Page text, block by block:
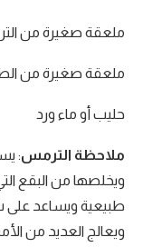
ملعقة صغيرة من
ملعقة صغيرة من
حليب أو ماء ورد
ملاحظة الترمس:
ويخلصها من البقع
طبيعية ويساعد على
ويعالج العديد من